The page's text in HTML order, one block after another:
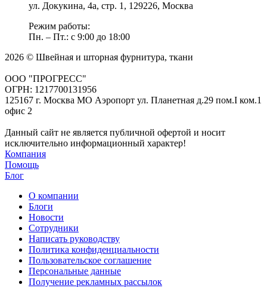
ул. Докукина, 4а, стр. 1, 129226, Москва
Режим работы:
Пн. – Пт.: с 9:00 до 18:00
2026 © Швейная и шторная фурнитура, ткани
ООО "ПРОГРЕСС"
ОГРН: 1217700131956
125167 г. Москва МО Аэропорт ул. Планетная д.29 пом.I ком.1
офис 2
Данный сайт не является публичной офертой и носит
исключительно информационный характер!
Компания
Помощь
Блог
О компании
Блоги
Новости
Сотрудники
Написать руководству
Политика конфиденциальности
Пользовательское соглашение
Персональные данные
Получение рекламных рассылок